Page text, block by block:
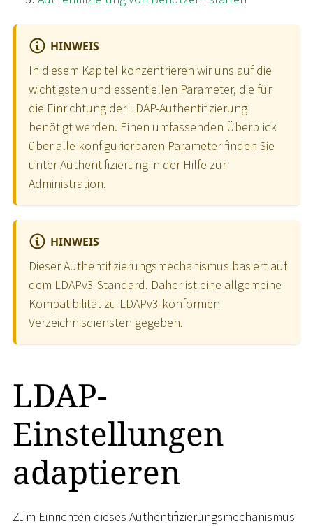
HINWEIS
In diesem Kapitel konzentrieren wir uns auf die
wichtigsten und essentiellen Parameter, die für
die Einrichtung der LDAP-Authentifizierung
benötigt werden. Einen umfassenden Überblick
über alle konfigurierbaren Parameter finden Sie
unterAuthentifizierung in der Hilfe zur
Administration.
HINWEIS
Dieser Authentifizierungsmechanismus basiert auf
dem LDAPv3-Standard. Daher ist eine allgemeine
Kompatibilität zu LDAPv3-konformen
Verzeichnisdiensten gegeben.
LDAP-
Einstellungen
adaptieren
Zum Einrichten dieses Authentifizierungsmechanismus